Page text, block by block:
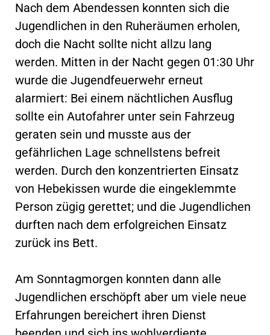
Nach dem Abendessen konnten sich die
Jugendlichen in den Ruheräumen erholen,
doch die Nacht sollte nicht allzu lang
werden. Mitten in der Nacht gegen 01:30 Uhr
wurde die Jugendfeuerwehr erneut
alarmiert: Bei einem nächtlichen Ausflug
sollte ein Autofahrer unter sein Fahrzeug
geraten sein und musste aus der
gefährlichen Lage schnellstens befreit
werden. Durch den konzentrierten Einsatz
von Hebekissen wurde die eingeklemmte
Person zügig gerettet; und die Jugendlichen
durften nach dem erfolgreichen Einsatz
zurück ins Bett.
Am Sonntagmorgen konnten dann alle
Jugendlichen erschöpft aber um viele neue
Erfahrungen bereichert ihren Dienst